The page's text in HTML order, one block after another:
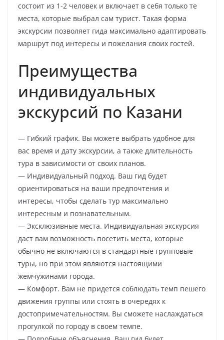
состоит из 1-2 человек и включает в себя только те
места, которые выбрал сам турист. Такая форма
экскурсии позволяет гида максимально адаптировать
маршрут под интересы и пожелания своих гостей.
Преимущества
индивидуальных
экскурсий по Казани
— Гибкий график. Вы можете выбрать удобное для
вас время и дату экскурсии, а также длительность
тура в зависимости от своих планов.
— Индивидуальный подход. Ваш гид будет
ориентироваться на ваши предпочтения и
интересы, чтобы сделать тур максимально
интересным и познавательным.
— Эксклюзивные места. Индивидуальная экскурсия
даст вам возможность посетить места, которые
обычно не включаются в стандартные групповые
туры, но при этом являются настоящими
жемчужинами города.
— Комфорт. Вам не придется соблюдать темп пешего
движения группы или стоять в очередях к
достопримечательностям. Вы сможете наслаждаться
прогулкой по городу в своем темпе.